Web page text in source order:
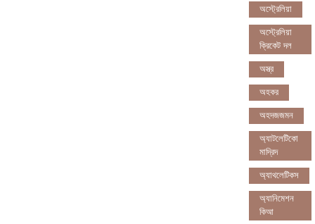
অস্ট্রেলিয়া
অস্ট্রেলিয়া
ক্রিকেট দল
অস্ত্র
অহকর
অহদজজমন
অ্যাটলেটিকো
মাদ্রিদ
অ্যাথলেটিকস
অ্যানিমেশন
কিআ